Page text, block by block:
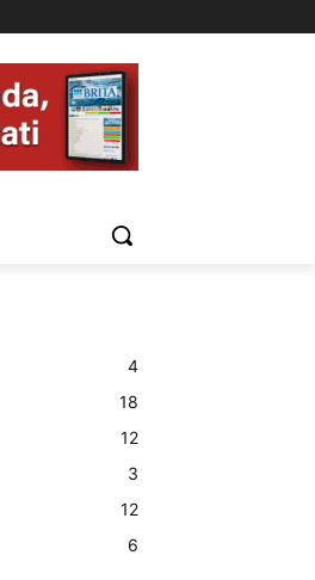
4
18
12
3
12
6